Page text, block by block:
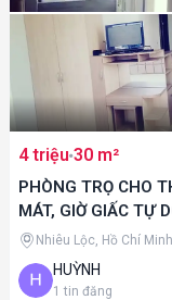
4 triệu 30 m²
PHÒNG TRỌ CHO
MÁT, GIỜ GIẤC TỰ
HUỲNH
1 tin đăng
Nhiêu Lộc, Hồ Chí Minh